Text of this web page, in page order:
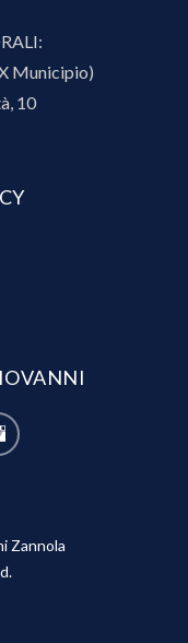
Municipio)
10
Zannola